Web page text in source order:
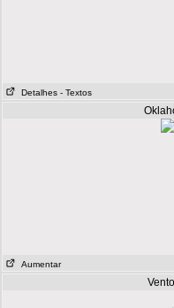
Detalhes - Textos
Aumentar